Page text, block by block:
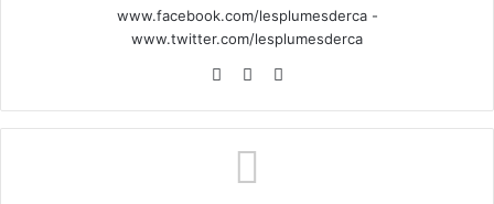
www.facebook.com/lesplumesderca -
www.twitter.com/lesplumesderca
WebsiteFacebook